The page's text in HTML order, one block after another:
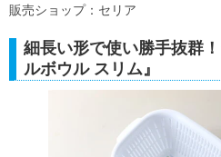
販売ショップ：セリア
細長い形で使い勝手抜群
ルボウル スリム』